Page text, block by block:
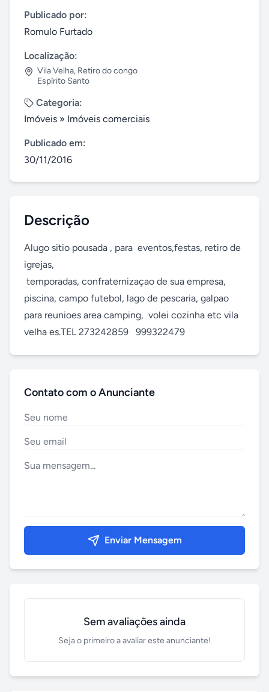
Publicado por:
Romulo Furtado
Localização:
Vila Velha, Retiro do congo
Espírito Santo
Categoria:
Imóveis » Imóveis comerciais
Publicado em:
30/11/2016
Descrição
Alugo sitio pousada , para  eventos,festas, retiro de
igrejas,
piscina, campo futebol, lago de pescaria, galpao
para reunioes area camping,  volei cozinha etc vila
velha es.TEL 273242859   999322479
Contato com o Anunciante
Enviar Mensagem
Sem avaliações ainda
Seja o primeiro a avaliar este anunciante!